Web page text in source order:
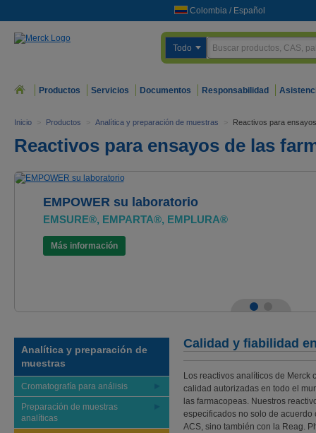
Colombia / Español
Todo
Productos Servicios Documentos Responsabilidad
Inicio > Productos > Analítica y preparación de muestras > Reactivos para
Reactivos para ensayos de las
EMPOWER su laboratorio
EMSURE®, EMPARTA®, EMPLURA®
Más información
Analítica y preparación de
muestras
Cromatografía para análisis
Preparación de muestras
analíticas
Calidad y fiabilidad
Los reactivos analíticos de Merck
calidad autorizadas en todo el
las farmacopeas. Nuestros
especificados no solo de acuerdo
ACS, sino también con la Reag.